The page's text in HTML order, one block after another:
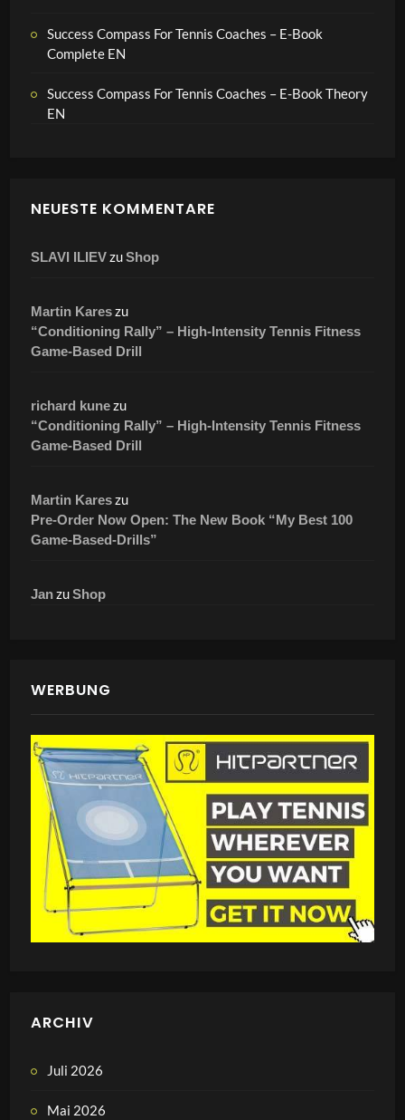
Success Compass For Tennis Coaches – E-Book
Complete EN
Success Compass For Tennis Coaches – E-Book Theory
EN
NEUESTE KOMMENTARE
SLAVI ILIEVzuShop
Martin Kareszu
“Conditioning Rally” – High-Intensity Tennis Fitness
Game-Based Drill
richard kunezu
“Conditioning Rally” – High-Intensity Tennis Fitness
Game-Based Drill
Martin Kareszu
Pre-Order Now Open: The New Book “My Best 100
Game-Based-Drills”
JanzuShop
WERBUNG
ARCHIV
Juli 2026
Mai 2026